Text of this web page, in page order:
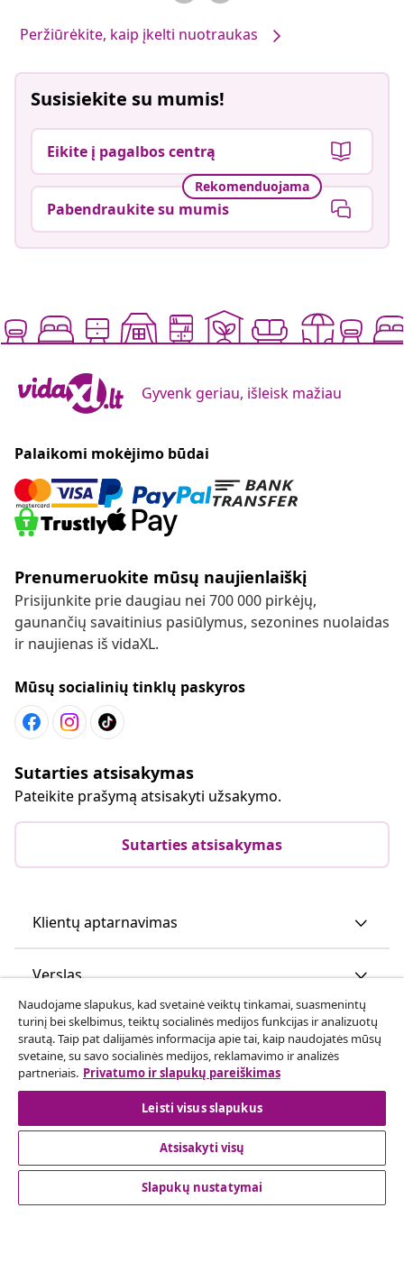
Peržiūrėkite, kaip įkelti nuotraukas
Susisiekite su mumis!
Eikite į pagalbos centrą
Rekomenduojama
Pabendraukite su mumis
Gyvenk geriau, išleisk mažiau
Palaikomi mokėjimo būdai
Prenumeruokite mūsų naujienlaiškį
Prisijunkite prie daugiau nei 700 000 pirkėjų,
gaunančių savaitinius pasiūlymus, sezonines nuolaidas
ir naujienas iš vidaXL.
Mūsų socialinių tinklų paskyros
Sutarties atsisakymas
Pateikite prašymą atsisakyti užsakymo.
Sutarties atsisakymas
Klientų aptarnavimas
Verslas
vidaXL
Atraskite daugiau
Naudojame slapukus, kad svetainė veiktų tinkamai, suasmenintų
turinį bei skelbimus, teiktų socialinės medijos funkcijas ir analizuotų
srautą. Taip pat dalijamės informacija apie tai, kaip naudojatės mūsų
svetaine, su savo socialinės medijos, reklamavimo ir analizės
partneriais. Privatumo ir slapukų pareiškimas
Leisti visus slapukus
Atsisakyti visų
Slapukų nustatymai